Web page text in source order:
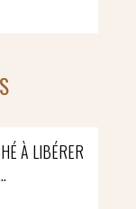
À LIBÉRER